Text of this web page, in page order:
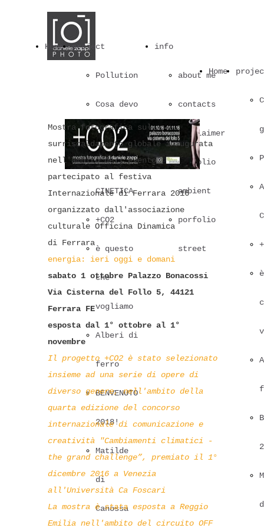
Home project
Pollution
Cosa devo
guardare?
ANALOGICA
CINETICA
+CO2
è questo
che
vogliamo
Alberi di
ferro
BENVENUTO
2018!
Matilde
di
Canossa
info
about me
contacts
disclaimer
porfolio
ambient
porfolio
street
Home
Mostra fotografica sul
surriscaldamento globale inaugurata
nell'ambito dell'evento
partecipato al festiva
Internazionale di Ferrara 2016
organizzato dall'associazione
culturale Officina Dinamica
di Ferrara
energia: ieri oggi e domani
sabato 1 ottobre Palazzo Bonacossi
Via Cisterna del Follo 5, 44121
Ferrara FE
esposta dal 1° ottobre al 1°
novembre
Il progetto +CO2 è stato selezionato
insieme ad una serie di opere di
diverso genere, nell'ambito della
quarta edizione del concorso
internazionale di comunicazione e
creatività "Cambiamenti climatici -
the grand challenge”, premiato il 1°
dicembre 2016 a Venezia
all'Università Ca Foscari
La mostra è stata esposta a Reggio
Emilia nell'ambito del circuito OFF